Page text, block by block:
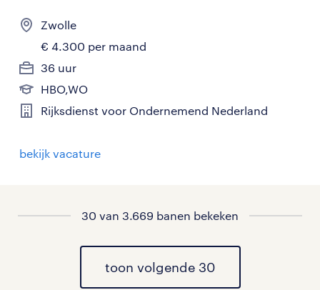
Zwolle
€ 4.300 per maand
36 uur
HBO,WO
Rijksdienst voor Ondernemend Nederland
bekijk vacature
30 van 3.669 banen bekeken
toon volgende 30